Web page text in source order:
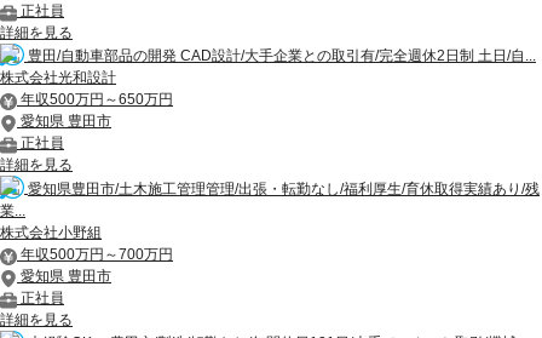
正社員
詳細を見る
豊田/自動車部品の開発 CAD設計/大手企業との取引有/完全週休2日制 土日/自...
株式会社光和設計
年収500万円～650万円
愛知県 豊田市
正社員
詳細を見る
愛知県豊田市/土木施工管理管理/出張・転勤なし/福利厚生/育休取得実績あり/残
業...
株式会社小野組
年収500万円～700万円
愛知県 豊田市
正社員
詳細を見る